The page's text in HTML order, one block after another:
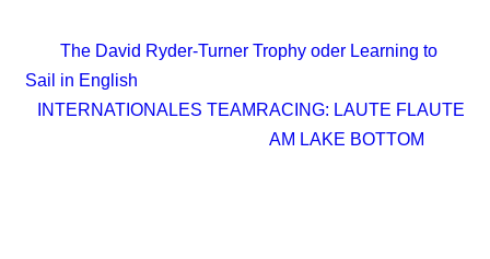
The David Ryder-Turner Trophy oder Learning to
Sail in English
INTERNATIONALES TEAMRACING: LAUTE FLAUTE
AM LAKE BOTTOM